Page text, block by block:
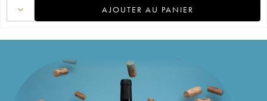
AJOUTER AU PANIER